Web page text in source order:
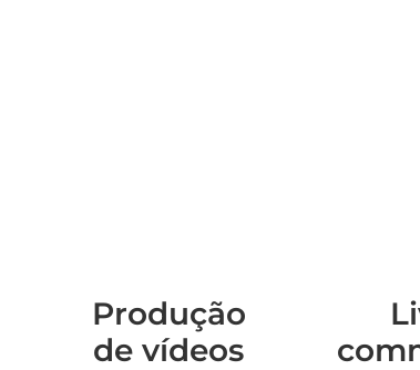
Produção
de vídeos